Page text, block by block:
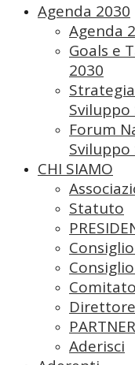
Agenda 2030
Agenda
Goals e
2030
Forum
CHI SIAMO
Statuto
Direttore
Aderisci